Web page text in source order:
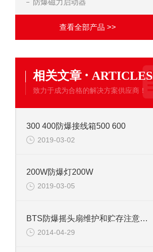
防爆磁力启动器
查看全部产品 >>
相关文章 · ARTICLES
致力于成为合格的解决方案供应商！
300 400防爆接线箱500 600
2019-03-02
200W防爆灯200W
2019-03-05
BTS防爆摇头扇维护和贮存注意事项
2014-04-29